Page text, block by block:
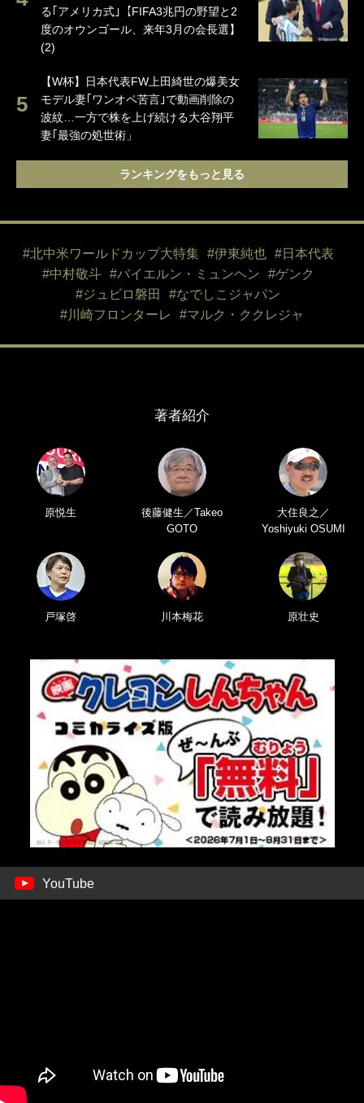
る｢アメリカ式｣【FIFA3兆円の野望と2
度のオウンゴール、来年3月の会長選】
(2)
【W杯】日本代表FW上田綺世の爆美女
モデル妻｢ワンオペ苦言｣で動画削除の
波紋…一方で株を上げ続ける大谷翔平
妻｢最強の処世術」
ランキングをもっと見る
#北中米ワールドカップ大特集 #伊東純也
#日本代表
#中村敬斗
#バイエルン・ミュンヘン
#ゲンク
#ジュビロ磐田
#なでしこジャパン
#川崎フロンターレ
#マルク・ククレジャ
著者紹介
原悦生
後藤健生／Takeo
GOTO
大住良之／
Yoshiyuki OSUMI
戸塚啓 川本梅花 原壮史
YouTube